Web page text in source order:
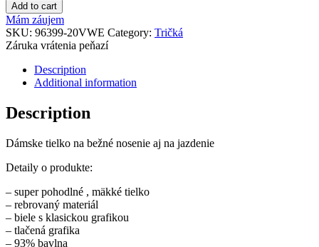
Add to cart
Mám záujem
SKU: 96399-20VWE Category: Tričká
Záruka vrátenia peňazí
Description
Additional information
Description
Dámske tielko na bežné nosenie aj na jazdenie
Detaily o produkte:
– super pohodlné , mäkké tielko
– rebrovaný materiál
– biele s klasickou grafikou
– tlačená grafika
– 93% bavlna